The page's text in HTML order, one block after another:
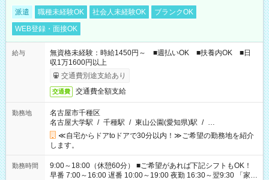
派遣 職種未経験OK 社会人未経験OK
ブランクOK
WEB登録・面接OK
給与
無資格未経験：時給1450円～ ■週払いOK ■扶養内OK ■日
収1万1600円以上
交通費別途支給あり
交通費 交通費全額支給
勤務地
名古屋市千種区
名古屋大学駅 / 千種駅 / 東山公園(愛知県)駅 / …
≪自宅からドアtoドアで30分以内！≫ご希望の勤務地を紹介
します。
勤務時間
9:00～18:00（休憩60分） ■ご希望があれば下記シフトもOK！
早番 7:00～16:00 遅番 10:00～19:00 夜勤 16:30～翌9:30 「家族